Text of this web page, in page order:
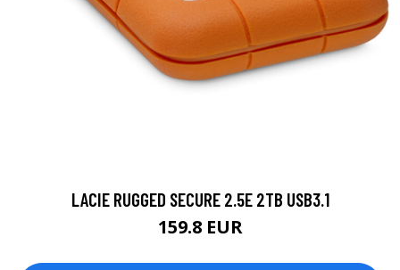
LACIE RUGGED SECURE 2.5E 2TB USB3.1
159.8 EUR